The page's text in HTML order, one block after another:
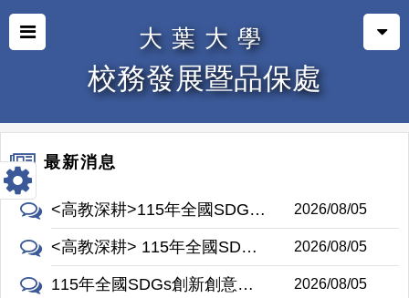
大葉大學
校務發展暨品保處
最新消息
<高教深耕>115年全國SDGs創新創意創業競賽 2026/08/05
<高教深耕> 115年全國SDGs創新創意創業競賽 2026/08/05
115年全國SDGs創新創意創業競賽 2026/08/05